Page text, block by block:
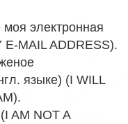
электронная
E-MAIL ADDRESS).
языке) (I WILL
AM NOT A